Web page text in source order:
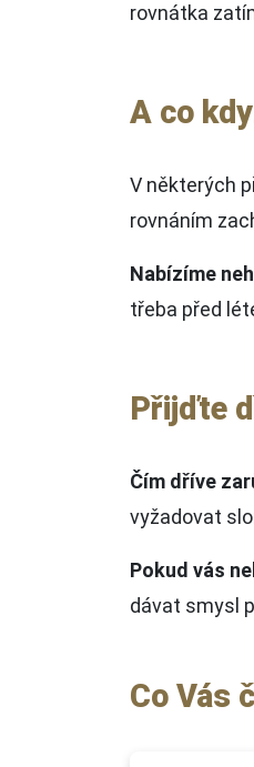
rovnátka
A co
V některých
rovnáním
Nabízíme
třeba před
Přijďte
Čím dříve
vyžadovat
Pokud vás
dávat smysl
Co Vás